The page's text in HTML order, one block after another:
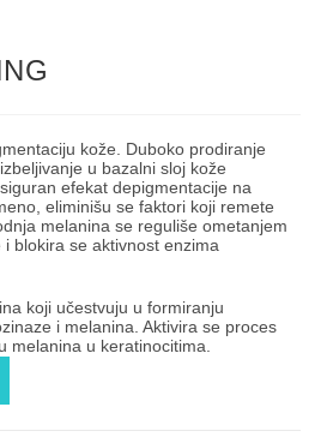
kože. Duboko prodiranje
u bazalni sloj kože
efekat depigmentacije na
eliminišu se faktori koji remete
melanina se reguliše ometanjem
blokira se aktivnost enzima
koji učestvuju u formiranju
i melanina. Aktivira se proces
melanina u keratinocitima.